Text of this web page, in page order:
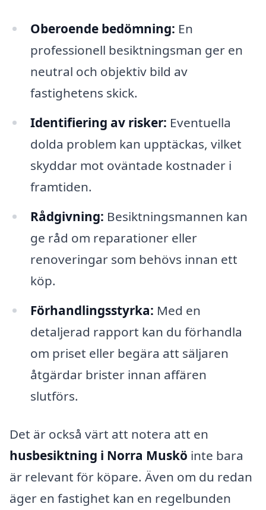
Oberoende bedömning: En
professionell besiktningsman ger en
neutral och objektiv bild av
fastighetens skick.
Identifiering av risker: Eventuella
dolda problem kan upptäckas, vilket
skyddar mot oväntade kostnader i
framtiden.
Rådgivning: Besiktningsmannen kan
ge råd om reparationer eller
renoveringar som behövs innan ett
köp.
Förhandlingsstyrka: Med en
detaljerad rapport kan du förhandla
om priset eller begära att säljaren
åtgärdar brister innan affären
slutförs.
Det är också värt att notera att en
husbesiktning i Norra Muskö inte bara
är relevant för köpare. Även om du redan
äger en fastighet kan en regelbunden